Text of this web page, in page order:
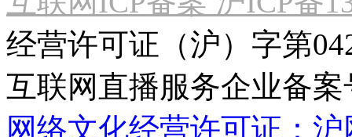
经营许可证（沪）字第
互联网直播服务企业备案
网络文化经营许可证：